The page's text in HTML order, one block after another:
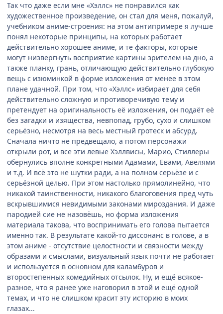
Так что даже если мне «Хэллс» не понравился как
художественное произведение, он стал для меня, пожалуй,
учебником аниме-строения: на этом антипримере я лучше
понял некоторые принципы, на которых работает
действительно хорошее аниме, и те факторы, которые
могут низвергнуть восприятие картины зрителем на дно, а
также планку, грань, отличающую действительно глубокую
вещь с изюминкой в форме изложения от менее в этом
плане удачной. При том, что «Хэллс» избирает для себя
действительно сложную и противоречивую тему и
претендует на оригинальность её изложения, он подаёт её
без загадки и изящества, невпопад, грубо, сухо и слишком
серьёзно, несмотря на весь местный гротеск и абсурд.
Сначала ничто не предвещало, а потом персонажи
открыли рот, и все эти левые Хэллвисы, Марио, Стиллеры
обернулись вполне конкретными Адамами, Евами, Авелями
и т.д. И всё это не шутки ради, а на полном серьёзе и с
серьёзной целью. При этом настолько прямолинейно, что
никакой таинственности, никакого благоговения пред чуть
вскрывшимися невидимыми законами мироздания. И даже
пародией сие не назовёшь, но форма изложения
материала такова, что воспринимать его голова пытается
именно так. В результате какой-то диссонанс в голове, а в
этом аниме - отсутствие целостности и связности между
образами и смыслами, визуальный язык почти не работает
и используется в основном для каламбуров и
второстепенных комедийных отсылок. Ну, и ещё всякое-
разное, что я ранее уже наговорил в этой и ещё одной
темах, и что не слишком красит эту историю в моих
глазах...